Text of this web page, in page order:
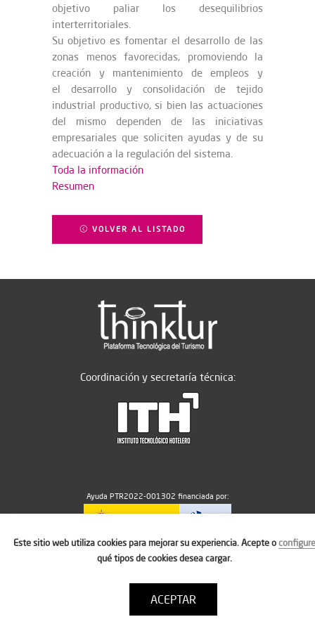
objetivo paliar los desequilibrios
interterritoriales.
Su objetivo es fomentar el desarrollo de las
zonas menos favorecidas, promoviendo la
creación y mantenimiento de empleos y
el desarrollo y consolidación de tejido
industrial productivo, si bien las actuaciones
del mismo dependen de las iniciativas
empresariales que soliciten ayudas y de su
adecuación a la regulación del sistema.
Toda la información
Resumen
VOLVER AL LISTADO
Coordinación y secretaría técnica:
Ayuda PTR2022-001302 financiada por:
MICIU/AEI/10.13039/501100011033
Política de cookies
Condiciones de uso
Este sitio web utiliza cookies para mejorar su experiencia. Acepte oconfigure
qué tipos de cookies desea cargar.
ACEPTAR